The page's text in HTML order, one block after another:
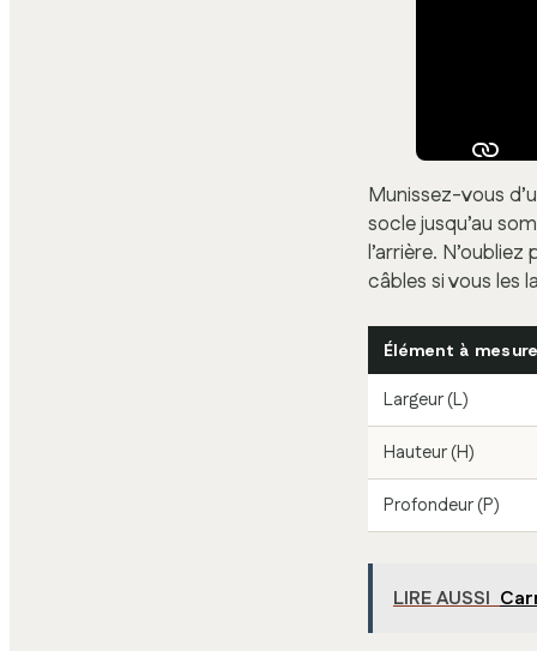
Munissez-vous
socle jusqu’au
l’arrière.
câbles si vous les
Élément à
Largeur (L)
Hauteur (H)
Profondeur (P)
LIRE AUSSI